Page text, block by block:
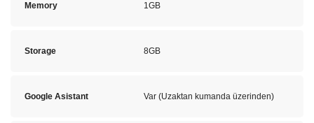
Memory 1GB
Storage 8GB
Google Asistant Var (Uzaktan kumanda üzerinden)